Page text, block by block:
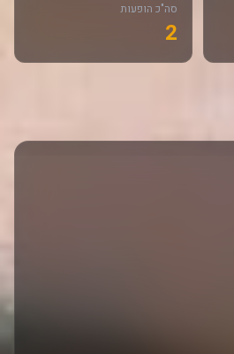
סה"כ הופעות
2